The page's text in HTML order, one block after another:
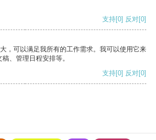
支持[0] 反对[0]
，可以满足我所有的工作需求。我可以使用它来
、管理日程安排等。
支持[0] 反对[0]